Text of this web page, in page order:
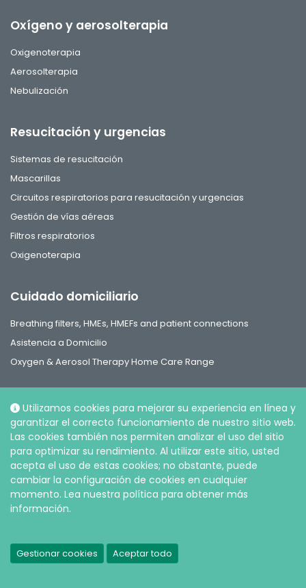
Utilizamos cookies para mejorar su experiencia en línea y
garantizar el correcto funcionamiento de nuestro sitio web.
Las cookies también nos permiten analizar el uso del sitio
para optimizar su rendimiento. Al utilizar este sitio, usted
acepta el uso de estas cookies; no obstante, puede
cambiar la configuración de cookies en cualquier
momento. Lea nuestra política para obtener más
información.
Gestionar cookies Aceptar todo
Oxígeno y aerosolterapia
Oxigenoterapia
Aerosolterapia
Nebulización
Resucitación y urgencias
Sistemas de resucitación
Mascarillas
Circuitos respiratorios para resucitación y urgencias
Gestión de vías aéreas
Filtros respiratorios
Oxigenoterapia
Cuidado domiciliario
Breathing filters, HMEs, HMEFs and patient connections
Asistencia a Domicilio
Oxygen & Aerosol Therapy Home Care Range
Social
© Intersurgical S.A.S, 2026 |Política de Privacidad y Cookies